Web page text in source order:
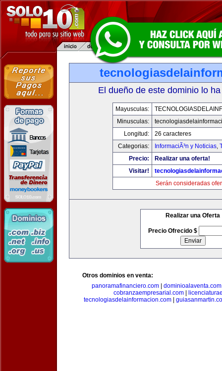
El dueño de este dominio lo
Mayusculas:
Minusculas:
Longitud:
26 caracteres
Categorias:
InformaciÃ³n y Noticias,
Precio:
Realizar una oferta!
Visitar!
Serán consideradas
Realizar una Oferta
Precio Ofrecido $
Otros dominios en venta:
panoramafinanciero.com
dominioalaventa.com
cobranzaempresarial.com
tecnologiasdelainformacion.com|